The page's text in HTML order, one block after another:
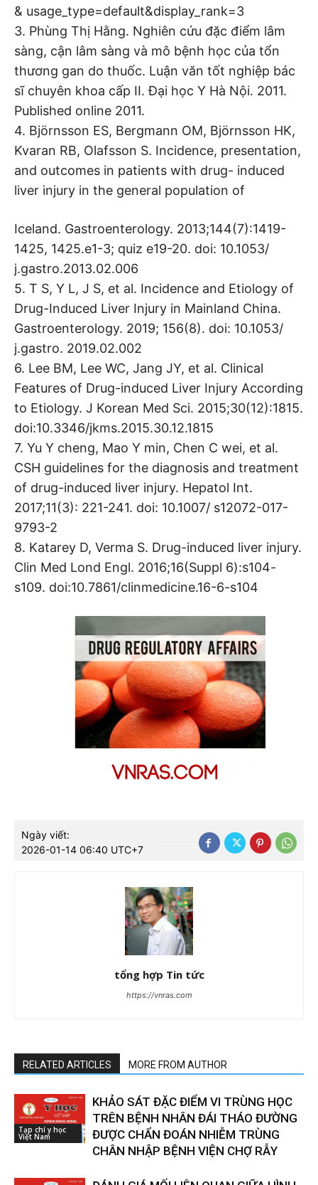
& usage_type=default&display_rank=3
3. Phùng Thị Hằng. Nghiên cứu đặc điểm lâm
sàng, cận lâm sàng và mô bệnh học của tổn
thương gan do thuốc. Luận văn tốt nghiệp bác
sĩ chuyên khoa cấp II. Đại học Y Hà Nội. 2011.
Published online 2011.
4. Björnsson ES, Bergmann OM, Björnsson HK,
Kvaran RB, Olafsson S. Incidence, presentation,
and outcomes in patients with drug- induced
liver injury in the general population of
Iceland. Gastroenterology. 2013;144(7):1419-
1425, 1425.e1-3; quiz e19-20. doi: 10.1053/
j.gastro.2013.02.006
5. T S, Y L, J S, et al. Incidence and Etiology of
Drug-Induced Liver Injury in Mainland China.
Gastroenterology. 2019; 156(8). doi: 10.1053/
j.gastro. 2019.02.002
6. Lee BM, Lee WC, Jang JY, et al. Clinical
Features of Drug-induced Liver Injury According
to Etiology. J Korean Med Sci. 2015;30(12):1815.
doi:10.3346/jkms.2015.30.12.1815
7. Yu Y cheng, Mao Y min, Chen C wei, et al.
CSH guidelines for the diagnosis and treatment
of drug-induced liver injury. Hepatol Int.
2017;11(3): 221-241. doi: 10.1007/ s12072-017-
9793-2
8. Katarey D, Verma S. Drug-induced liver injury.
Clin Med Lond Engl. 2016;16(Suppl 6):s104-
s109. doi:10.7861/clinmedicine.16-6-s104
Ngày viết:
2026-01-14 06:40 UTC+7
tổng hợp Tin tức
https://vnras.com
RELATED ARTICLES MORE FROM AUTHOR
Tạp chí y học
Việt Nam
KHẢO SÁT ĐẶC ĐIỂM VI TRÙNG HỌC
TRÊN BỆNH NHÂN ĐÁI THÁO ĐƯỜNG
ĐƯỢC CHẨN ĐOÁN NHIỄM TRÙNG
CHÂN NHẬP BỆNH VIỆN CHỢ RẪY